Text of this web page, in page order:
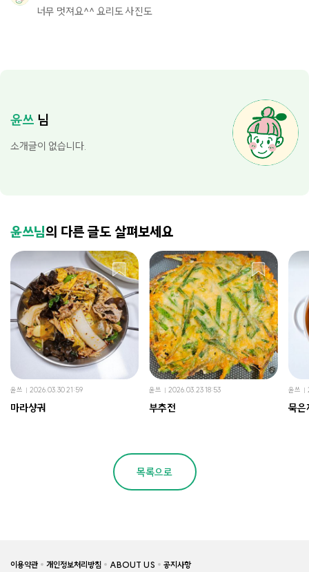
너무 멋져요^^ 요리도 사진도
윤쓰 님
소개글이 없습니다.
윤쓰님의 다른 글도 살펴보세요
윤쓰 2026.03.30 21:59
마라샹궈
윤쓰 2026.03.23 18:53
부추전
윤쓰
묵은
목록으로
이용약관 개인정보처리방침 ABOUT US 공지사항